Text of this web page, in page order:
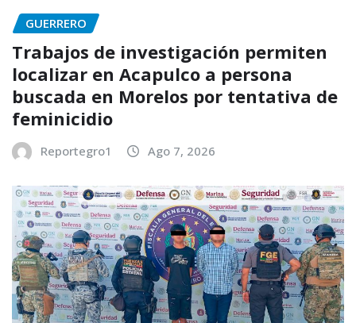
GUERRERO
Trabajos de investigación permiten
localizar en Acapulco a persona
buscada en Morelos por tentativa de
feminicidio
Reportegro1 Ago 7, 2026